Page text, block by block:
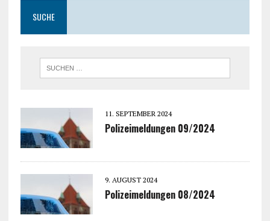
SUCHE
11. SEPTEMBER 2024
Polizeimeldungen 09/2024
9. AUGUST 2024
Polizeimeldungen 08/2024